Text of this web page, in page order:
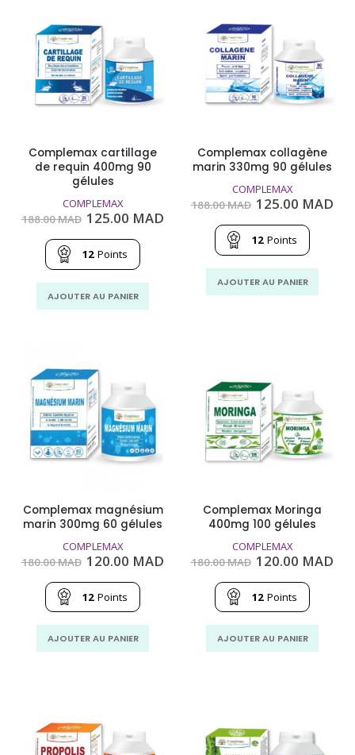
Complemax cartillage
de requin 400mg 90
gélules
COMPLEMAX
188.00MAD Le
initial
était :
188.00
MAD.
125.00 MAD
125.00
12 Points
AJOUTER AU PANIER
Complemax collagène
marin 330mg 90 gélules
COMPLEMAX
188.00MAD Le
initial
était :
188.00
MAD.
125.00 MAD
12 Points
AJOUTER AU PANIER
Complemax magnésium
marin 300mg 60 gélules
COMPLEMAX
180.00MAD Le
initial
était :
180.00
MAD.
120.00 MAD
12 Points
AJOUTER AU PANIER
Complemax Moringa
400mg 100 gélules
COMPLEMAX
180.00MAD Le
initial
était :
180.00
MAD.
120.00 MAD
12 Points
AJOUTER AU PANIER